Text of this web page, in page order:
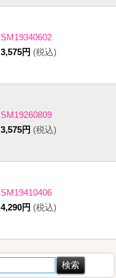
SM19340602
3,575円 (税込)
SM19260809
3,575円 (税込)
SM19410406
4,290円 (税込)